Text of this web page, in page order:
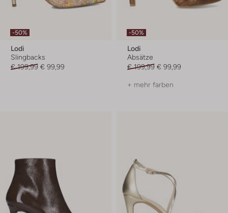
-50%
Lodi
Slingbacks
€ 199,99 € 99,99
-50%
Lodi
Absätze
€ 199,99 € 99,99
+ mehr farben